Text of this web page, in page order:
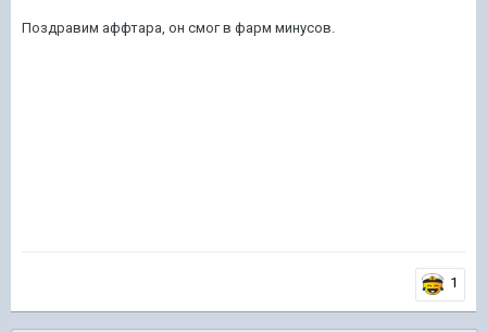
Поздравим аффтара, он смог в фарм минусов.
1